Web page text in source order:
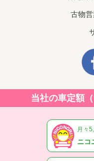
古物
当社の車定額
月々
ニコ